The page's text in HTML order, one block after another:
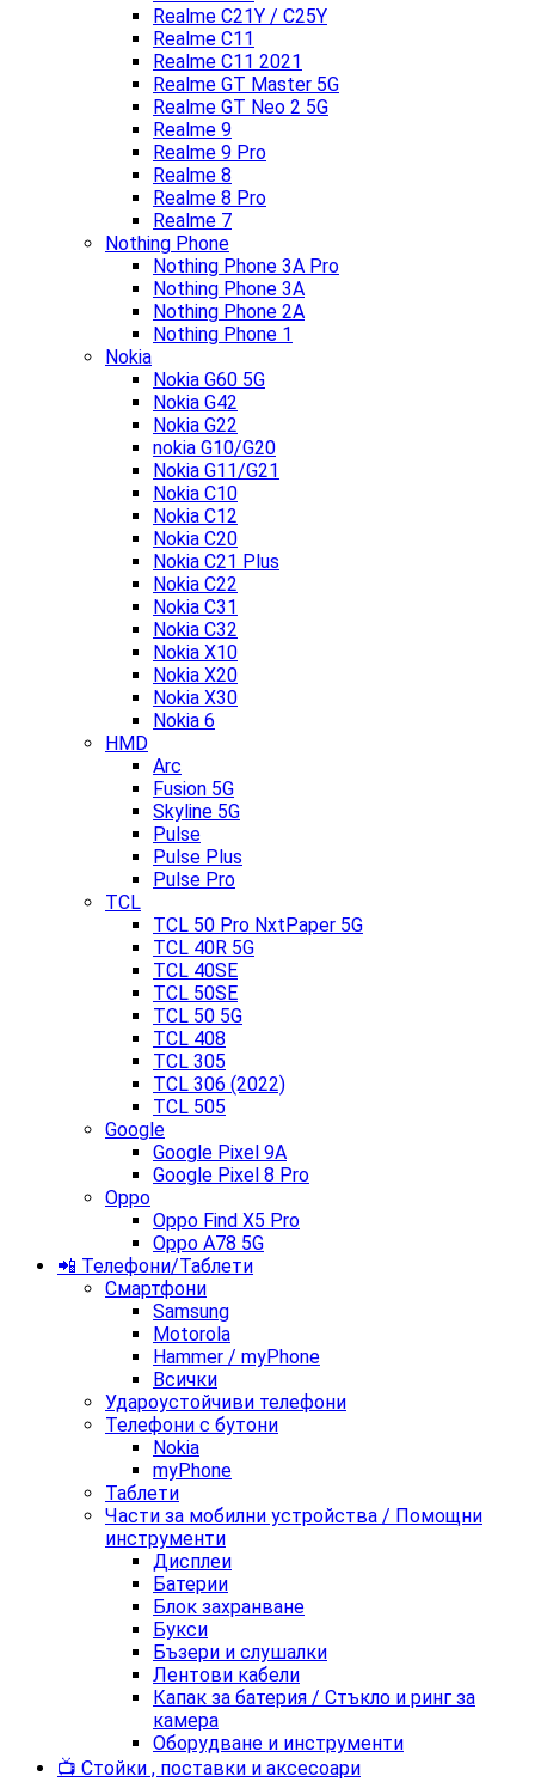
Realme C21Y / C25Y
Realme C11
Realme C11 2021
Realme GT Master 5G
Realme GT Neo 2 5G
Realme 9
Realme 9 Pro
Realme 8
Realme 8 Pro
Realme 7
Nothing Phone
Nothing Phone 3A Pro
Nothing Phone 3A
Nothing Phone 2A
Nothing Phone 1
Nokia
Nokia G60 5G
Nokia G42
Nokia G22
nokia G10/G20
Nokia G11/G21
Nokia C10
Nokia C12
Nokia C20
Nokia C21 Plus
Nokia C22
Nokia C31
Nokia C32
Nokia X10
Nokia X20
Nokia X30
Nokia 6
HMD
Arc
Fusion 5G
Skyline 5G
Pulse
Pulse Plus
Pulse Pro
TCL
TCL 50 Pro NxtPaper 5G
TCL 40R 5G
TCL 40SE
TCL 50SE
TCL 50 5G
TCL 408
TCL 305
TCL 306 (2022)
TCL 505
Google
Google Pixel 9A
Google Pixel 8 Pro
Oppo
Oppo Find X5 Pro
Oppo A78 5G
📲 Телефони/Таблети
Смартфони
Samsung
Motorola
Hammer / myPhone
Всички
Удароустойчиви телефони
Телефони с бутони
Nokia
myPhone
Таблети
Части за мобилни устройства / Помощни
инструменти
Дисплеи
Батерии
Блок захранване
Букси
Бъзери и слушалки
Лентови кабели
Капак за батерия / Стъкло и ринг за
камера
Оборудване и инструменти
📺 Стойки , поставки и аксесоари